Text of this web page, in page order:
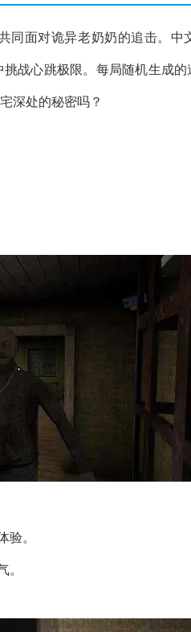
同面对诡异老奶奶的追击。中
战心跳极限。每局随机生成
深处的秘密吗？
验。
。